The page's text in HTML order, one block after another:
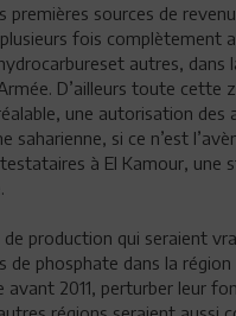
premières sources de
fois
autres,
D’ailleurs toute
une autorisation des
saharienne, si ce n’est
à El Kamour,
production qui seraient
de phosphate dans la
2011, perturber leur